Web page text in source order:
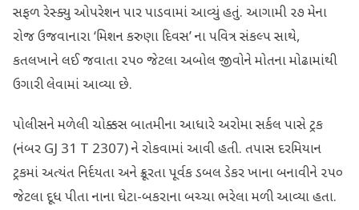
સફળ રેસ્ક્યુ ઓપરેશન પાર પાડવામાં આવ્યું હતું. આગામી ૨૭ મેના
રોજ ઉજવાનારા ‘મિશન કરુણા દિવસ’ ના પવિત્ર સંકલ્પ સાથે,
કતલખાને લઈ જવાતા ૨૫૦ જેટલા અબોલ જીવોને મોતના મોઢામાંથી
ઉગારી લેવામાં આવ્યા છે.
પોલીસને મળેલી ચોક્કસ બાતમીના આધારે અરોમા સર્કલ પાસે ટ્રક
(નંબર GJ 31 T 2307) ને રોકવામાં આવી હતી. તપાસ દરમિયાન
ટ્રકમાં અત્યંત નિર્દયતા અને ક્રૂરતા પૂર્વક ડબલ ડેકર ખાના બનાવીને ૨૫૦
જેટલા દૂધ પીતા નાના ઘેટા-બકરાના બચ્ચા ભરેલા મળી આવ્યા હતા.